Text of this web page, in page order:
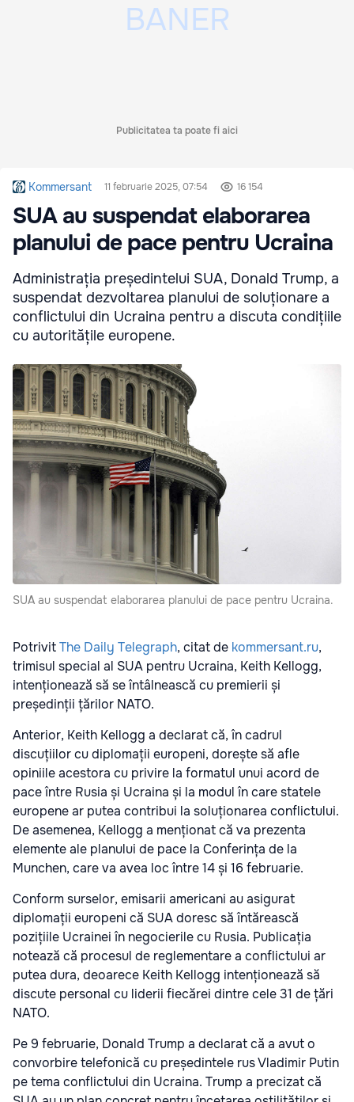
Publicitatea ta poate fi aici
Kommersant 11 februarie 2025, 07:54 16 154
SUA au suspendat elaborarea
planului de pace pentru Ucraina
Administrația președintelui SUA, Donald Trump, a
suspendat dezvoltarea planului de soluționare a
conflictului din Ucraina pentru a discuta condițiile
cu autoritățile europene.
SUA au suspendat elaborarea planului de pace pentru Ucraina.
PotrivitThe Daily Telegraph, citat de kommersant.ru,
trimisul special al SUA pentru Ucraina, Keith Kellogg,
intenționează să se întâlnească cu premierii și
președinții țărilor NATO.
Anterior, Keith Kellogg a declarat că, în cadrul
discuțiilor cu diplomații europeni, dorește să afle
opiniile acestora cu privire la formatul unui acord de
pace între Rusia și Ucraina și la modul în care statele
europene ar putea contribui la soluționarea conflictului.
De asemenea, Kellogg a menționat că va prezenta
elemente ale planului de pace la Conferința de la
Munchen, care va avea loc între 14 și 16 februarie.
Conform surselor, emisarii americani au asigurat
diplomații europeni că SUA doresc să întărească
pozițiile Ucrainei în negocierile cu Rusia. Publicația
notează că procesul de reglementare a conflictului ar
putea dura, deoarece Keith Kellogg intenționează să
discute personal cu liderii fiecărei dintre cele 31 de țări
NATO.
Pe 9 februarie, Donald Trump a declarat că a avut o
convorbire telefonică cu președintele rus Vladimir Putin
pe tema conflictului din Ucraina. Trump a precizat că